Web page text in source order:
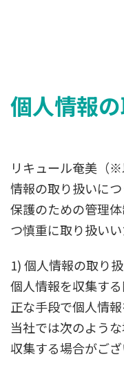
個人情報
リキュール奄美（
情報の取り扱いに
保護のための管理
つ慎重に取り扱いい
1) 個人情報の取り
個人情報を収集す
正な手段で個人情報
当社では次のよう
収集する場合がござ